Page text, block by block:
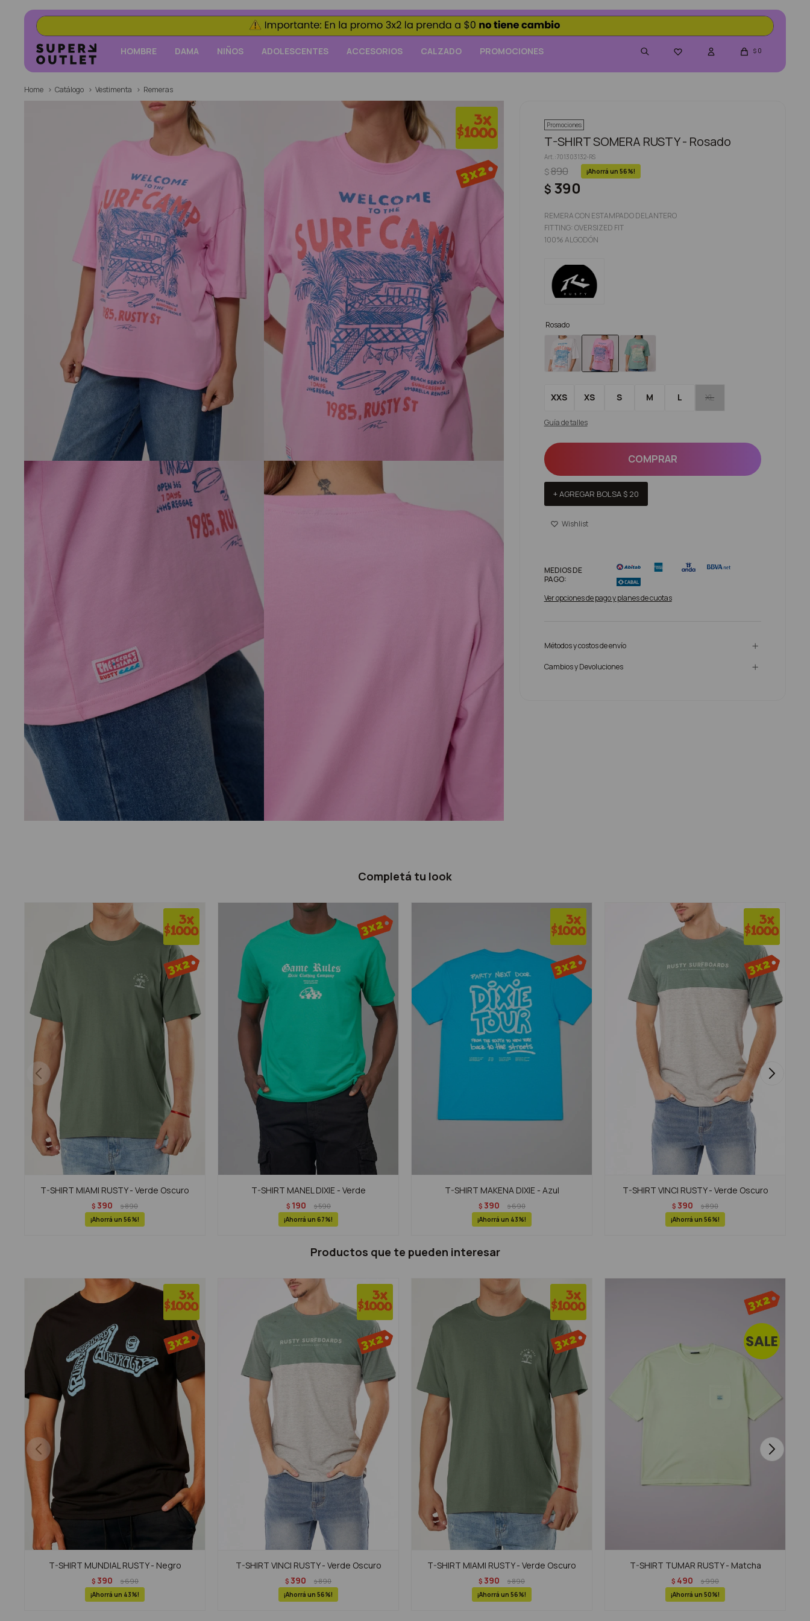
HOMBRE DAMA NIÑOS ADOLESCENTES ACCESORIOS CALZADO PROMOCIONES  $ 0
Home Catálogo Vestimenta Remeras
Promociones
T-SHIRT SOMERA RUSTY - Rosado
701303132-RS
$ 390
$890 56
REMERA CON ESTAMPADO DELANTERO
FITTING: OVERSIZED FIT
100% ALGODÓN
Rosado
XXS XS S M L XL
Guía de talles
COMPRAR
+ AGREGAR BOLSA$ 20
MEDIOS DE
PAGO:
Ver opciones de pago y planes de cuotas
Métodos y costos de envío
Cambios y Devoluciones
Completá tu look
T-SHIRT MIAMI RUSTY - Verde Oscuro
$ 390 $890
56
T-SHIRT MANEL DIXIE - Verde
$ 190 $590
67
T-SHIRT MAKENA DIXIE - Azul
$ 390 $690
43
T-SHIRT VINCI RUSTY - Verde Oscuro
$ 390 $890
56
Productos que te pueden interesar
T-SHIRT MUNDIAL RUSTY - Negro
$ 390 $690
43
T-SHIRT VINCI RUSTY - Verde Oscuro
$ 390 $890
56
T-SHIRT MIAMI RUSTY - Verde Oscuro
$ 390 $890
56
T-SHIRT TUMAR RUSTY - Matcha
$ 490 $990
50